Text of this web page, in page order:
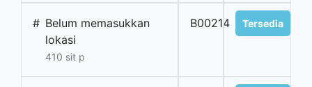
# Belum memasukkan
lokasi
410 sit p
B00214 Tersedia